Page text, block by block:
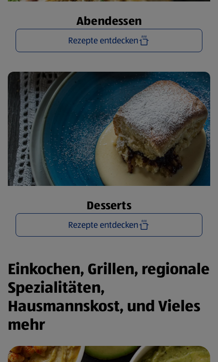
Abendessen
Rezepte entdecken
Desserts
Rezepte entdecken
Einkochen, Grillen, regionale
Spezialitäten,
Hausmannskost, und Vieles
mehr